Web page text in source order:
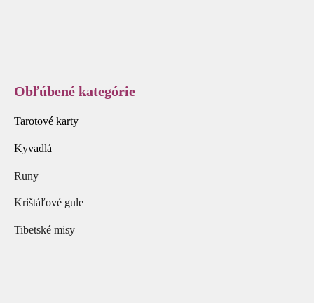
Obľúbené kategórie
Tarotové karty
Kyvadlá
Runy
Krištáľové gule
Tibetské misy